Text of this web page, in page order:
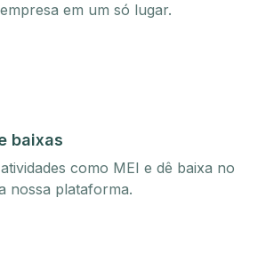
em um só lugar.
baixas
como MEI e dê baixa no
nossa plataforma.